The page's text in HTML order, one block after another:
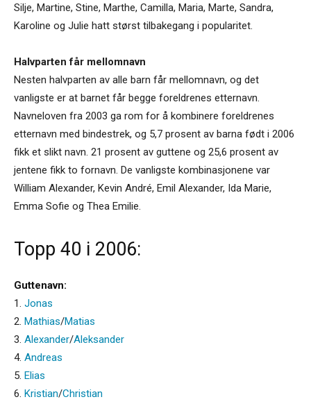
Silje, Martine, Stine, Marthe, Camilla, Maria, Marte, Sandra,
Karoline og Julie hatt størst tilbakegang i popularitet.
Halvparten får mellomnavn
Nesten halvparten av alle barn får mellomnavn, og det
vanligste er at barnet får begge foreldrenes etternavn.
Navneloven fra 2003 ga rom for å kombinere foreldrenes
etternavn med bindestrek, og 5,7 prosent av barna født i 2006
fikk et slikt navn. 21 prosent av guttene og 25,6 prosent av
jentene fikk to fornavn. De vanligste kombinasjonene var
William Alexander, Kevin André, Emil Alexander, Ida Marie,
Emma Sofie og Thea Emilie.
Topp 40 i 2006:
Guttenavn:
1. Jonas
2. Mathias/Matias
3. Alexander/Aleksander
4. Andreas
5. Elias
6. Kristian/Christian